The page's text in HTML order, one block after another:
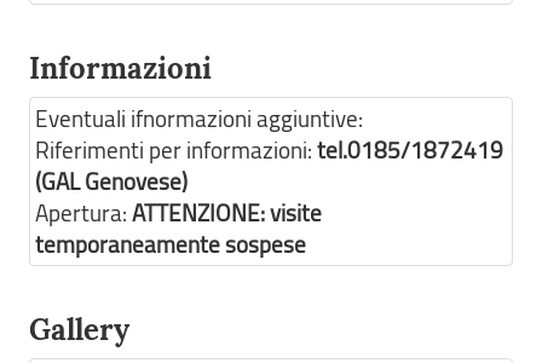
Informazioni
Eventuali ifnormazioni aggiuntive:
Riferimenti per informazioni:tel.0185/1872419
(GAL Genovese)
Apertura:ATTENZIONE: visite
temporaneamente sospese
Gallery